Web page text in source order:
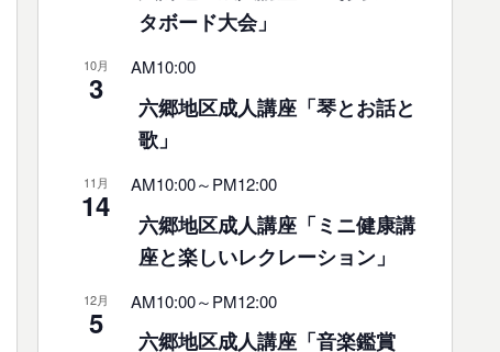
タボード大会」
10月
3
AM10:00
六郷地区成人講座「琴とお話と
歌」
11月
14
AM10:00～PM12:00
六郷地区成人講座「ミニ健康講
座と楽しいレクレーション」
12月
5
AM10:00～PM12:00
六郷地区成人講座「音楽鑑賞